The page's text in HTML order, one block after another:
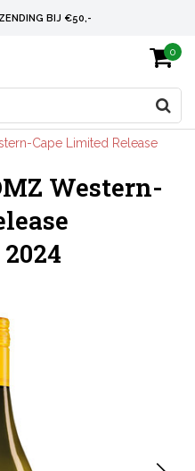
BIJ €50,-
BIJ € 75
AB € 75
0
Cape Limited Release
Western-